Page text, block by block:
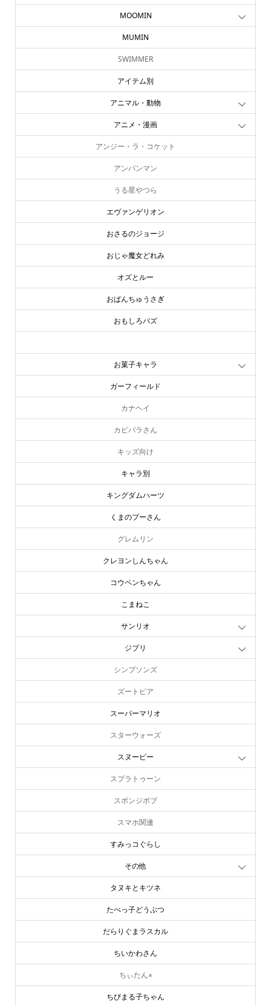
MOOMIN
MUMIN
SWIMMER
アイテム別
アニマル・動物
アニメ・漫画
アンジー・ラ・コケット
アンパンマン
うる星やつら
エヴァンゲリオン
おさるのジョージ
おじゃ魔女どれみ
オズとルー
おぱんちゅうさぎ
おもしろバズ
お菓子キャラ
ガーフィールド
カナヘイ
カピバラさん
キッズ向け
キャラ別
キングダムハーツ
くまのプーさん
グレムリン
クレヨンしんちゃん
コウペンちゃん
こまねこ
サンリオ
ジブリ
シンプソンズ
ズートピア
スーパーマリオ
スターウォーズ
スヌーピー
スプラトゥーン
スポンジボブ
スマホ関連
すみっコぐらし
その他
タヌキとキツネ
たべっ子どうぶつ
だらりぐまラスカル
ちいかわさん
ちぃたん⭐︎
ちびまる子ちゃん